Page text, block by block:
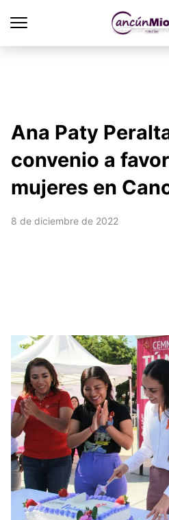
Ana Paty
convenio a
mujeres en
8 de diciembre de 2022